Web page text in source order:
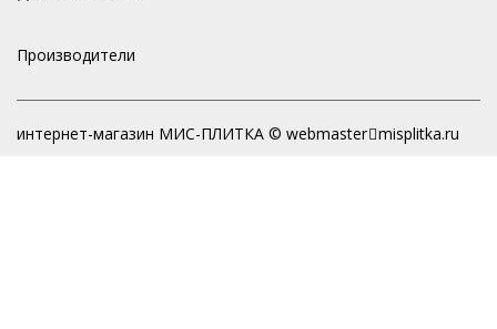
Производители
интернет-магазин МИС-ПЛИТКА © webmaster misplitka.ru